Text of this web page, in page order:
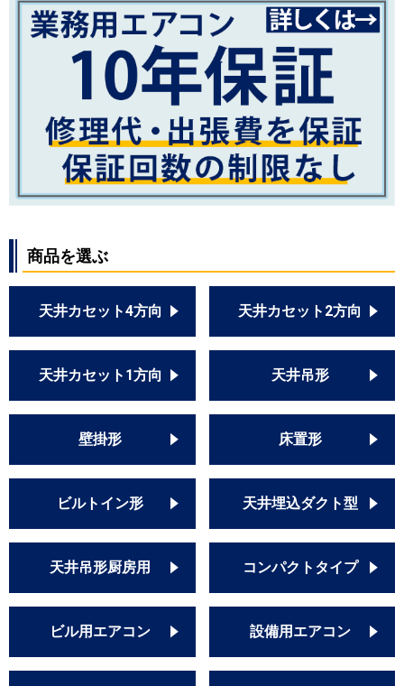
商品を選ぶ
天井カセット4方向 天井カセット2方向
天井カセット1方向 天井吊形
壁掛形 床置形
ビルトイン形 天井埋込ダクト型
天井吊形厨房用 コンパクトタイプ
ビル用エアコン 設備用エアコン